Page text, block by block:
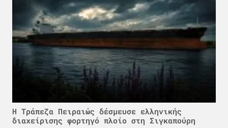
Η Τράπεζα Πειραιώς δέσμευσε ελληνικής
διαχείρισης φορτηγό πλοίο στη Σιγκαπούρη